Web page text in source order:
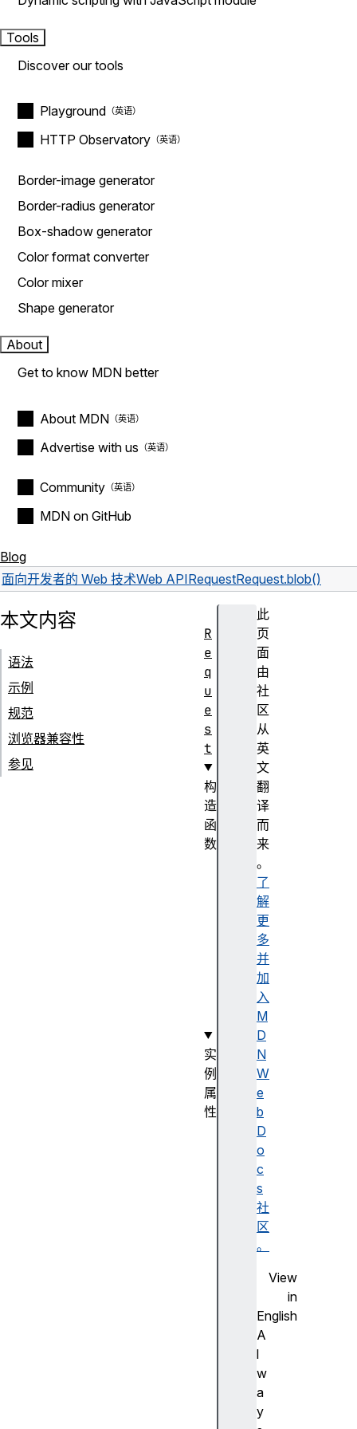
Tools
Discover our tools
Playground
HTTP Observatory
Border-image generator
Border-radius generator
Box-shadow generator
Color format converter
Color mixer
Shape generator
About
Get to know MDN better
About MDN
Advertise with us
Community
MDN on GitHub
Blog
面向开发者的 Web 技术Web APIRequestRequest.blob()
此
页
面
由
社
区
从
英
文
翻
译
而
来
。
了
解
更
多
并
加
入
M
D
N
W
e
b
D
o
c
s
社
区
。
View
in
English
A
l
w
a
y
本文内容
语法
示例
规范
浏览器兼容性
参见
R
e
q
u
e
s
t
构
造
函
数
实
例
属
性